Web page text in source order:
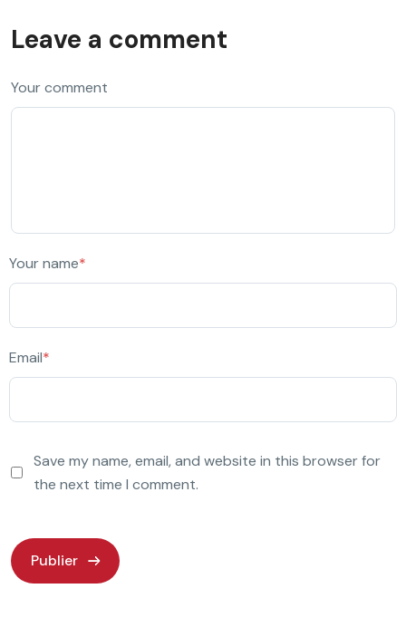
Leave a comment
Your comment
Your name*
Email*
Save my name, email, and website in this browser for
the next time I comment.